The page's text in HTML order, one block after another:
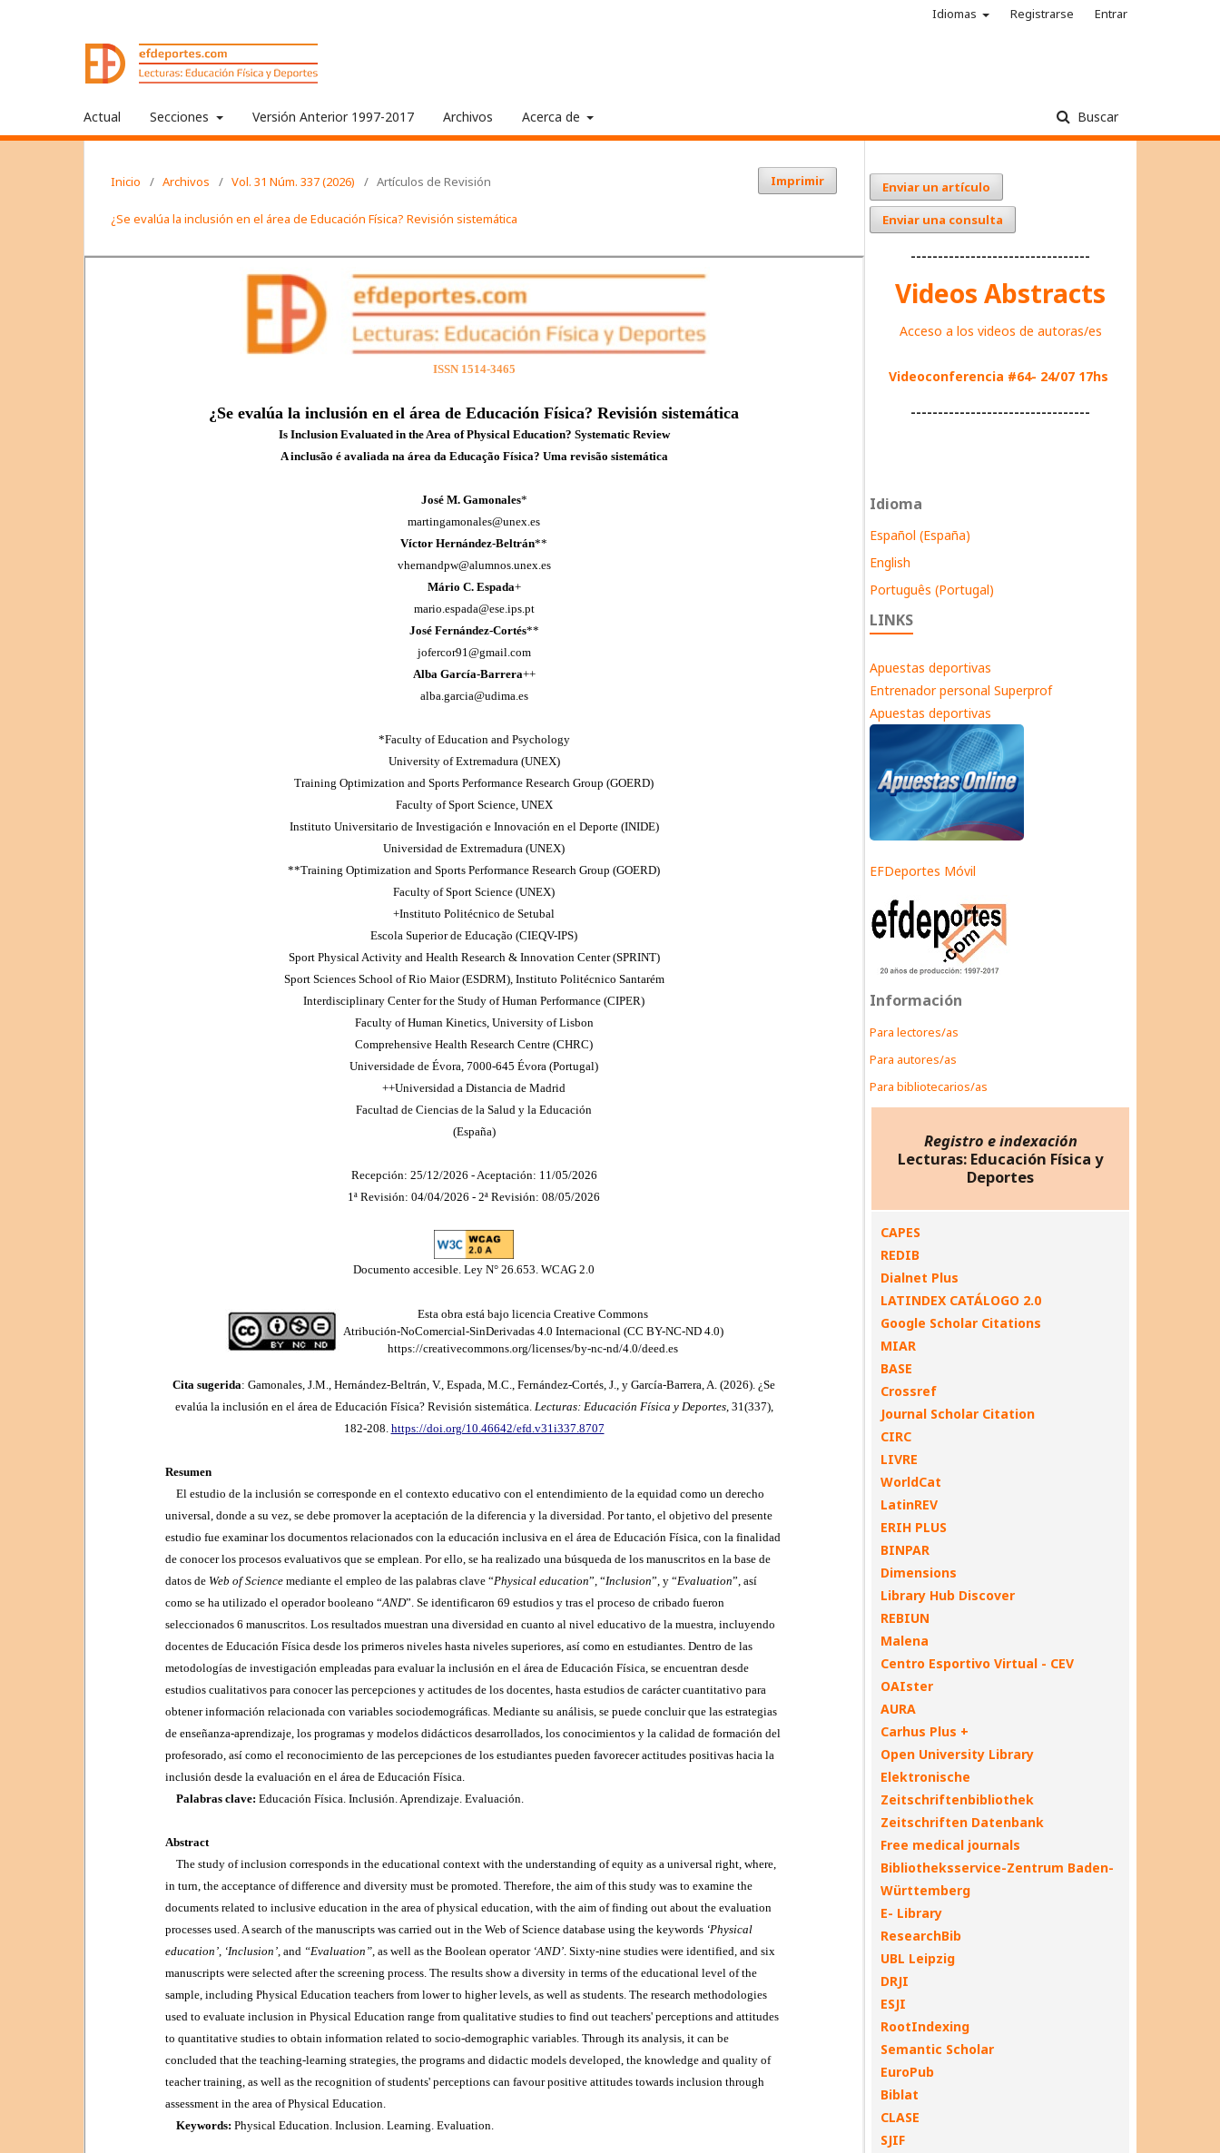
Actual Secciones Versión Anterior 1997-2017 Archivos Acerca de Buscar
Idiomas Registrarse Entrar
Inicio / Archivos / Vol. 31 Núm. 337 (2026) / Artículos de Revisión Imprimir
¿Se evalúa la inclusión en el área de Educación Física? Revisión sistemática
Enviar un artículo
Enviar una consulta
---------------------------------
Videos Abstracts
Acceso a los videos de autoras/es
Videoconferencia #64- 24/07 17hs
---------------------------------
Idioma
Español (España)
English
Português (Portugal)
LINKS
Apuestas deportivas
Entrenador personal Superprof
Apuestas deportivas
EFDeportes Móvil
Información
Para lectores/as
Para autores/as
Para bibliotecarios/as
Registro e indexación
Lecturas: Educación Física y
Deportes
CAPES
REDIB
Dialnet Plus
LATINDEX CATÁLOGO 2.0
Google Scholar Citations
MIAR
BASE
Crossref
Journal Scholar Citation
CIRC
LIVRE
WorldCat
LatinREV
ERIH PLUS
BINPAR
Dimensions
Library Hub Discover
REBIUN
Malena
Centro Esportivo Virtual - CEV
OAIster
AURA
Carhus Plus +
Open University Library
Elektronische
Zeitschriftenbibliothek
Zeitschriften Datenbank
Free medical journals
Bibliotheksservice-Zentrum Baden-
Württemberg
E- Library
ResearchBib
UBL Leipzig
DRJI
ESJI
RootIndexing
Semantic Scholar
EuroPub
Biblat
CLASE
SJIF